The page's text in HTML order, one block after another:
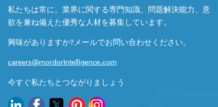
私たちは常に、業界に関する専門知識、問題解決能力、意
欲を兼ね備えた優秀な人材を募集しています。
興味がありますか?メールでお問い合わせください。
careers@mordorintelligence.com
今すぐ私たちとつながりましょう